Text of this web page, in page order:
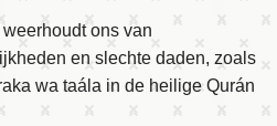
ons van
en slechte daden, zoals
wa taála in de heilige Qurán